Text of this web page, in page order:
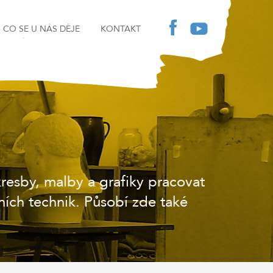
CO SE U NÁS DĚJE KONTAKT
malby a grafiky pracovat
technik. Působí zde také